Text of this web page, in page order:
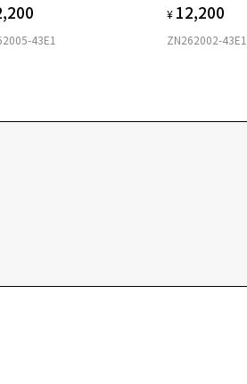
43E1
¥ 12,200
ZN262002-43E1